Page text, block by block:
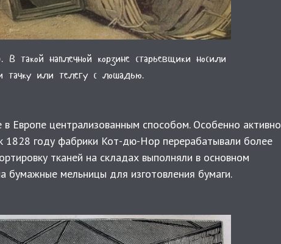
такой наплечной корзине старьевщики носили
тачку или телегу с лошадью.
Европе централизованным способом. Особенно активно
1828 году фабрики Кот-дю-Нор перерабатывали более
тканей на складах выполняли в основном
мельницы для изготовления бумаги.